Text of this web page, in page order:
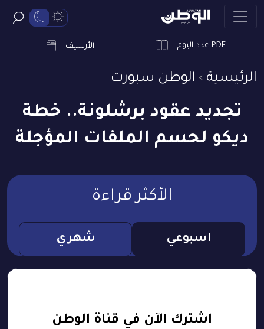
PDF عدد اليوم الأرشيف
الرئيسية الوطن سبورت
تجديد عقود برشلونة.. خطة
ديكو لحسم الملفات المؤجلة
الأكثر قراءة
اسبوعي شهري
اشترك الآن في قناة الوطن